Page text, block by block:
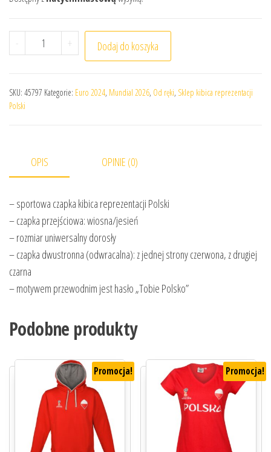
- ilość Czapka sportowa jesienna Tobie Polsko
+ Dodaj do koszyka
SKU: 45797 Kategorie: Euro 2024, Mundial 2026, Od ręki, Sklep kibica reprezentacji
Polski
OPIS OPINIE (0)
– sportowa czapka kibica reprezentacji Polski
– czapka przejściowa: wiosna/jesień
– rozmiar uniwersalny dorosły
– czapka dwustronna (odwracalna): z jednej strony czerwona, z drugiej
czarna
– motywem przewodnim jest hasło „Tobie Polsko”
Podobne produkty
Promocja! Promocja!